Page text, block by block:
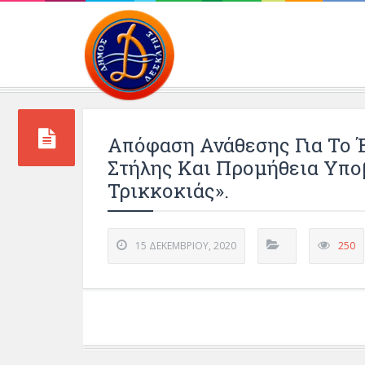
Απόφαση Ανάθεσης Για Το
Στήλης Και Προμήθεια
Τρικκοκιάς».
15 ΔΕΚΕΜΒΡΊΟΥ, 2020 250